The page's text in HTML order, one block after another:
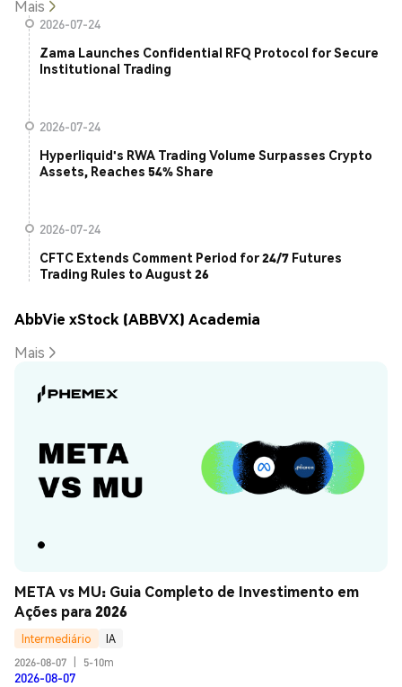
Mais
2026-07-24
Zama Launches Confidential RFQ Protocol for Secure
Institutional Trading
2026-07-24
Hyperliquid's RWA Trading Volume Surpasses Crypto
Assets, Reaches 54% Share
2026-07-24
CFTC Extends Comment Period for 24/7 Futures
Trading Rules to August 26
AbbVie xStock (ABBVX) Academia
Mais
META vs MU: Guia Completo de Investimento em
Ações para 2026
Intermediário
IA
2026-08-07
5-10m
2026-08-07